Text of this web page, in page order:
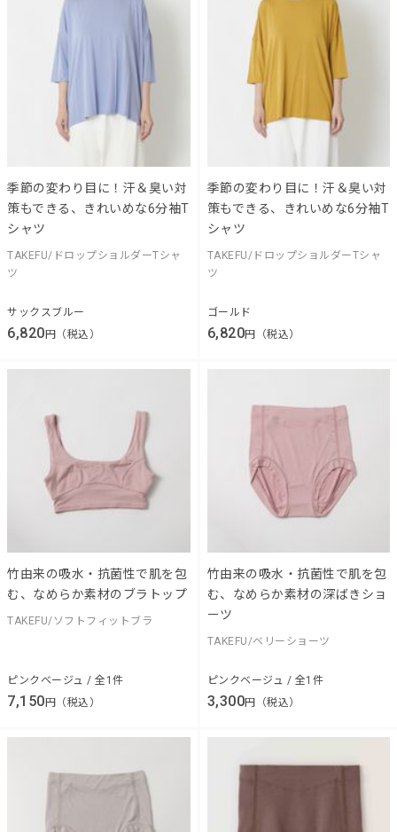
季節の変わり目に！汗＆臭い対
策もできる、きれいめな6分袖T
シャツ
TAKEFU/ドロップショルダーTシャ
ツ
サックスブルー
6,820 円（税込）
季節の変わり目に！汗＆臭い対
策もできる、きれいめな6分袖T
シャツ
TAKEFU/ドロップショルダーTシャ
ツ
ゴールド
6,820円（税込）
竹由来の吸水・抗菌性で肌を包
む、なめらか素材のブラトップ
TAKEFU/ソフトフィットブラ
ピンクベージュ / 全1件
7,150円（税込）
竹由来の吸水・抗菌性で肌を包
む、なめらか素材の深ばきショ
ーツ
TAKEFU/ベリーショーツ
ピンクベージュ / 全1件
3,300円（税込）